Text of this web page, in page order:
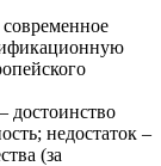
достоинство
недостаток –
(за